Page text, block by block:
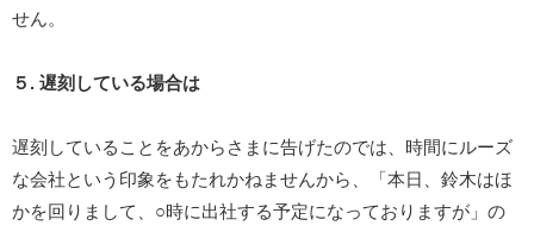
せん。
５. 遅刻している場合は
遅刻していることをあからさまに告げたのでは、時間にルーズ
な会社という印象をもたれかねませんから、「本日、鈴木はほ
かを回りまして、○時に出社する予定になっておりますが」の